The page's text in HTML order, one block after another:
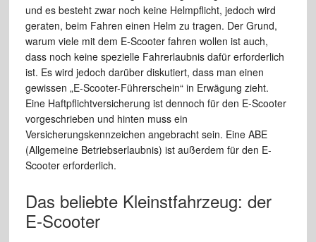
und es besteht zwar noch keine Helmpflicht, jedoch wird
geraten, beim Fahren einen Helm zu tragen. Der Grund,
warum viele mit dem E-Scooter fahren wollen ist auch,
dass noch keine spezielle Fahrerlaubnis dafür erforderlich
ist. Es wird jedoch darüber diskutiert, dass man einen
gewissen „E-Scooter-Führerschein“ in Erwägung zieht.
Eine Haftpflichtversicherung ist dennoch für den E-Scooter
vorgeschrieben und hinten muss ein
Versicherungskennzeichen angebracht sein. Eine ABE
(Allgemeine Betriebserlaubnis) ist außerdem für den E-
Scooter erforderlich.
Das beliebte Kleinstfahrzeug: der
E-Scooter